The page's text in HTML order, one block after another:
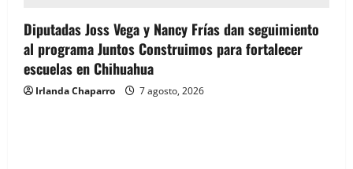
Diputadas Joss Vega y Nancy Frías dan seguimiento
al programa Juntos Construimos para fortalecer
escuelas en Chihuahua
Irlanda Chaparro 7 agosto, 2026